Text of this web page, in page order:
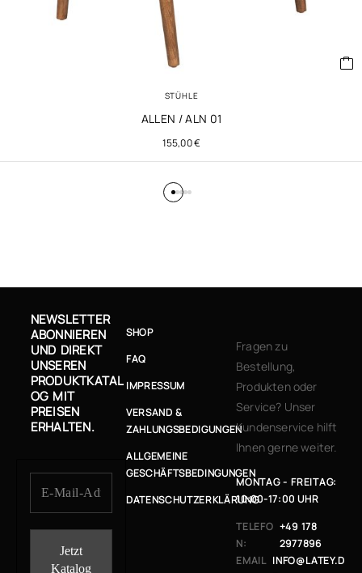
STÜHLE
ALLEN / ALN 01
155,00€
NEWSLETTER
ABONNIEREN
UND DIREKT
UNSEREN
PRODUKTKATAL
OG MIT
PREISEN
ERHALTEN.
SHOP
FAQ
IMPRESSUM
VERSAND &
ZAHLUNGSBEDIGUNGEN
ALLGEMEINE
GESCHÄFTSBEDINGUNGEN
DATENSCHUTZERKLÄRUNG
Fragen zu
Bestellung,
Produkten oder
Service? Unser
Kundenservice hilft
Ihnen gerne weiter.
MONTAG - FREITAG:
10:00-17:00 UHR
TELEFO
N:
+49 178
2977896
EMAIL INFO@LATEY.D